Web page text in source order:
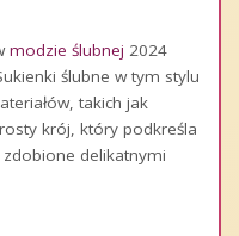
modzie ślubnej 2024
ślubne w tym stylu
takich jak
krój, który podkreśla
zdobione delikatnymi